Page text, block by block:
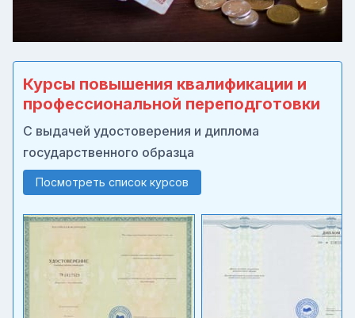
Курсы повышения квалификации и
профессиональной переподготовки
С выдачей удостоверения и диплома
государственного образца
Посмотреть список курсов